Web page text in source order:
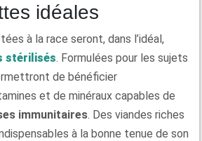
idéales
à la race seront, dans l’idéal,
stérilisés. Formulées pour les sujets
de bénéficier
et de minéraux capables de
immunitaires. Des viandes riches
à la bonne tenue de son